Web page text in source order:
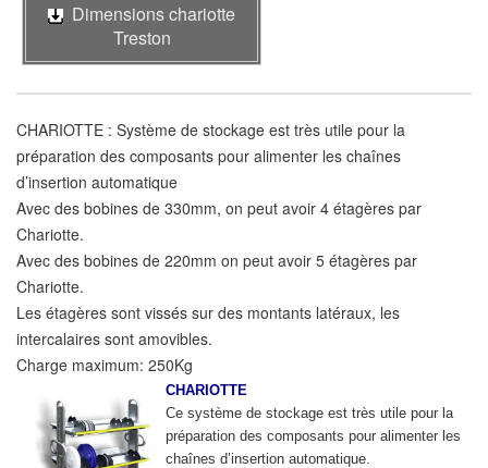
Dimensions chariotte
Treston
CHARIOTTE : Système de stockage est très utile pour la
préparation des composants pour alimenter les chaînes
d’insertion automatique
Avec des bobines de 330mm, on peut avoir 4 étagères par
Chariotte.
Avec des bobines de 220mm on peut avoir 5 étagères par
Chariotte.
Les étagères sont vissés sur des montants latéraux, les
intercalaires sont amovibles.
Charge maximum: 250Kg
CHARIOTTE
Ce système de stockage est très utile pour la
préparation des composants pour alimenter les
chaînes d’insertion automatique.